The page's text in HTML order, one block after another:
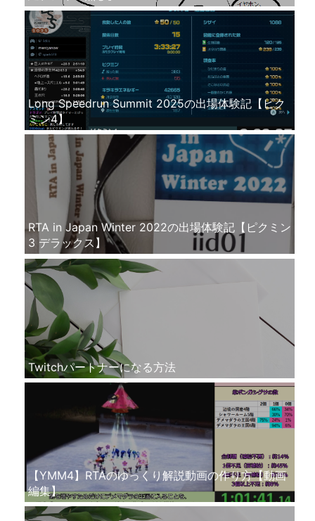
Long Speedrun Summit 2025の出場体験記【ピク
ミン4】
RTA in Japan Winter 2022の出場体験記【ピクミン
3 デラックス】
Twitchパートナーになる方法
【YMM4】RTAのゆっくり解説動画の作り方【動画
編集】